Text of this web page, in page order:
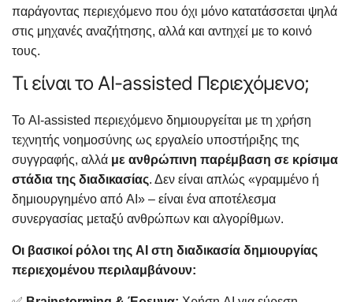
παράγοντας περιεχόμενο που όχι μόνο κατατάσσεται ψηλά
στις μηχανές αναζήτησης, αλλά και αντηχεί με το κοινό
τους.
Τι είναι το AI-assisted Περιεχόμενο;
Το AI-assisted περιεχόμενο δημιουργείται με τη χρήση
τεχνητής νοημοσύνης ως εργαλείο υποστήριξης της
συγγραφής, αλλά με ανθρώπινη παρέμβαση σε κρίσιμα
στάδια της διαδικασίας. Δεν είναι απλώς «γραμμένο ή
δημιουργημένο από AI» – είναι ένα αποτέλεσμα
συνεργασίας μεταξύ ανθρώπων και αλγορίθμων.
Οι βασικοί ρόλοι της AI στη διαδικασία δημιουργίας
περιεχομένου περιλαμβάνουν: